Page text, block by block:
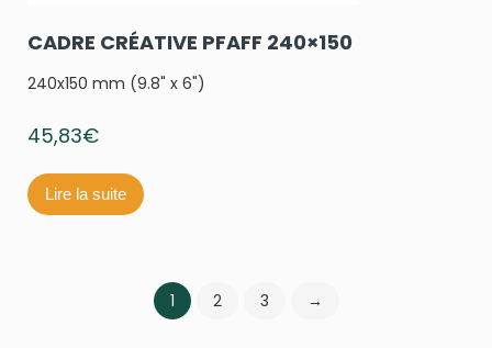
CADRE CRÉATIVE PFAFF 240×150
240x150 mm (9.8" x 6")
45,83€
Lire la suite
1 2 3 →